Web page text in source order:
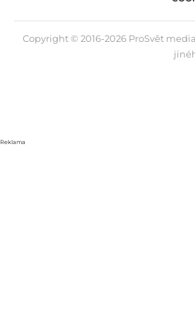
Copyright © 2016-2026 ProSvět
Reklama